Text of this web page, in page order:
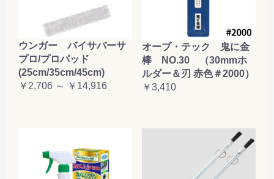
ウンガー バイサバーサ
プロ/プロパッド
(25cm/35cm/45cm)
￥2,706 ～ ￥14,916
オーブ・テック 鬼に金
棒 NO.30 （30mmホ
ルダー＆刃 赤色＃2000）
￥3,410